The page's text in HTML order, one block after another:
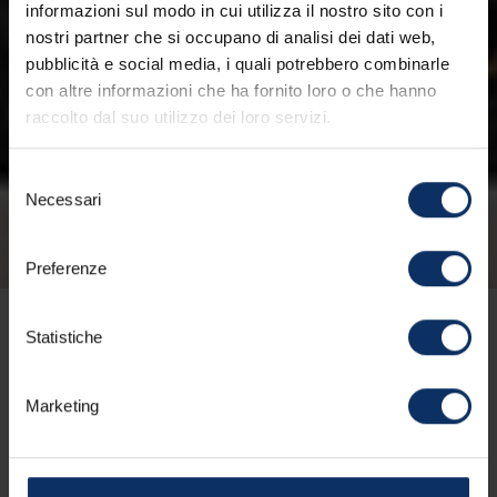
informazioni sul modo in cui utilizza il nostro sito con i
nostri partner che si occupano di analisi dei dati web,
pubblicità e social media, i quali potrebbero combinarle
con altre informazioni che ha fornito loro o che hanno
raccolto dal suo utilizzo dei loro servizi.
delNecessari
Preferenze
Statistiche
Marketing
I noleggi di Livigno sapranno offrirti una
vasta selezione di biciclette di alta
qualità per esplorare i nostri sentieri:
mountain bike, e-bike e biciclette da